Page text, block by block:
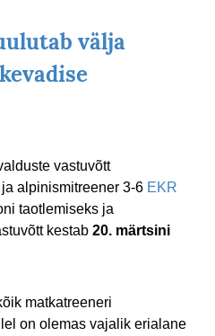
välja
vastuvõtt
alpinismitreener 3-6 EKR
taotlemiseks ja
kestab 20. märtsini
matkatreeneri
on olemas vajalik erialane